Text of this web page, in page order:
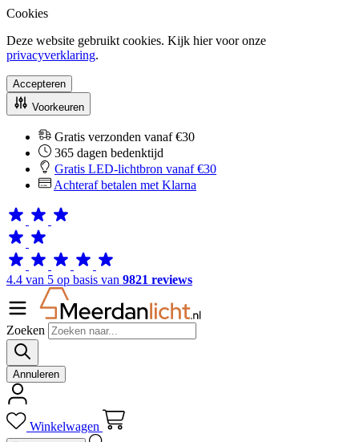
Cookies
Deze website gebruikt cookies. Kijk hier voor onze
privacyverklaring.
Accepteren
Voorkeuren
Gratis verzonden vanaf €30
365 dagen bedenktijd
Gratis LED-lichtbron vanaf €30
Achteraf betalen met Klarna
4.4 van 5 op basis van 9821 reviews
Zoeken
Annuleren
Winkelwagen